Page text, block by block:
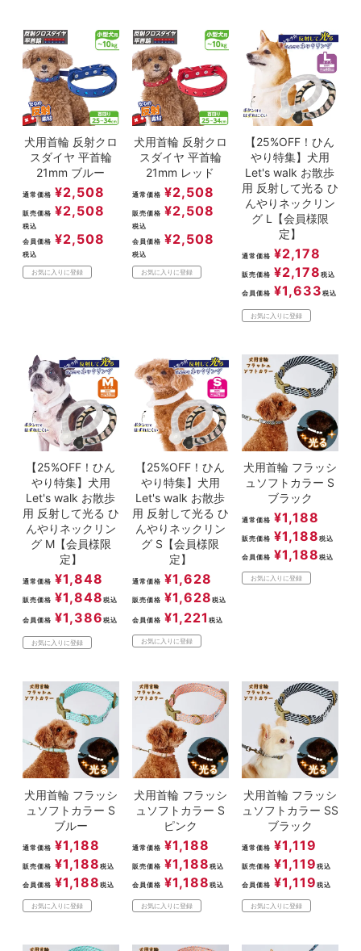
犬用首輪 反射クロ
スダイヤ 平首輪
21mm ブルー
通常価格 ¥2,508
販売価格 ¥2,508
税込
会員価格 ¥2,508
税込
お気に入りに登録
犬用首輪 反射クロ
スダイヤ 平首輪
21mm レッド
通常価格 ¥2,508
販売価格 ¥2,508
税込
会員価格 ¥2,508
税込
お気に入りに登録
【25%OFF！ひん
やり特集】犬用
Let's walk お散歩
用 反射して光る ひ
んやりネックリン
グ L【会員様限
定】
通常価格 ¥2,178
販売価格 ¥2,178 税込
会員価格 ¥1,633 税込
お気に入りに登録
【25%OFF！ひん
やり特集】犬用
Let's walk お散歩
用 反射して光る ひ
んやりネックリン
グ M【会員様限
定】
通常価格 ¥1,848
販売価格 ¥1,848 税込
会員価格 ¥1,386 税込
お気に入りに登録
【25%OFF！ひん
やり特集】犬用
Let's walk お散歩
用 反射して光る ひ
んやりネックリン
グ S【会員様限
定】
通常価格 ¥1,628
販売価格 ¥1,628 税込
会員価格 ¥1,221 税込
お気に入りに登録
犬用首輪 フラッシ
ュソフトカラー S
ブラック
通常価格 ¥1,188
販売価格 ¥1,188 税込
会員価格 ¥1,188 税込
お気に入りに登録
犬用首輪 フラッシ
ュソフトカラー S
ブルー
通常価格 ¥1,188
販売価格 ¥1,188 税込
会員価格 ¥1,188 税込
お気に入りに登録
犬用首輪 フラッシ
ュソフトカラー S
ピンク
通常価格 ¥1,188
販売価格 ¥1,188 税込
会員価格 ¥1,188 税込
お気に入りに登録
犬用首輪 フラッシ
ュソフトカラー SS
ブラック
通常価格 ¥1,119
販売価格 ¥1,119 税込
会員価格 ¥1,119 税込
お気に入りに登録